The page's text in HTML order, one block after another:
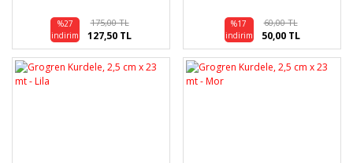
%27
indirim
175,00 TL
127,50 TL
%17
indirim
60,00 TL
50,00 TL